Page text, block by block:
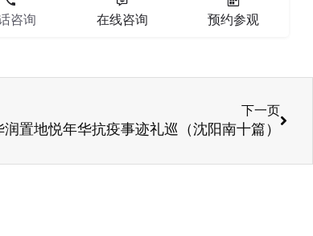
咨询 在线咨询 预约参观
下一页
置地悦年华抗疫事迹礼巡（沈阳南十篇）